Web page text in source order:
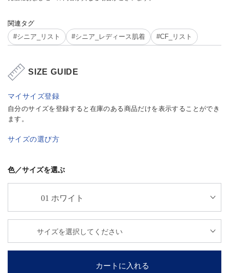
関連タグ
#シニア_リスト
#シニア_レディース肌着 #CF_リスト
SIZE GUIDE
マイサイズ登録
自分のサイズを登録すると在庫のある商品だけを表示することができ
ます。
サイズの選び方
色／サイズを選ぶ
カートに入れる